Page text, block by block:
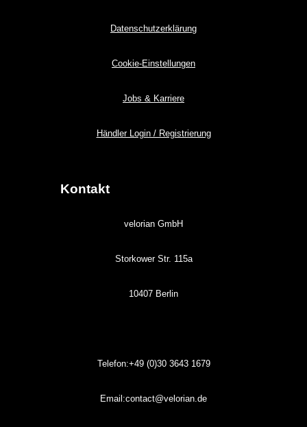
Datenschutzerklärung
Cookie-Einstellungen
Jobs & Karriere
Händler Login / Registrierung
Kontakt
velorian GmbH
Storkower Str. 115a
10407 Berlin
Telefon:+49 (0)3036431679
Email:contact@velorian.de